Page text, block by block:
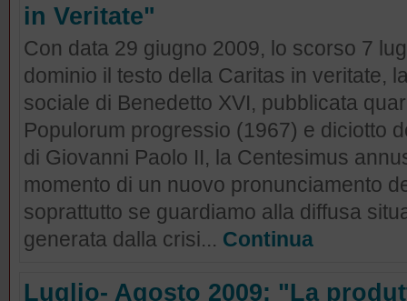
in Veritate"
Con data 29 giugno 2009, lo scorso 7
dominio il testo della Caritas in veritate,
sociale di Benedetto XVI, pubblicata
Populorum progressio (1967) e diciotto
di Giovanni Paolo II, la Centesimus
momento di un nuovo pronunciamento
soprattutto se guardiamo alla diffusa
generata dalla crisi... Continua
Luglio- Agosto 2009: "La